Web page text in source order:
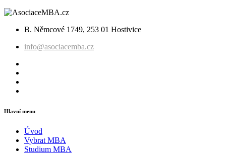
B. Němcové 1749, 253 01 Hostivice
info@asociacemba.cz
Hlavní menu
Úvod
Vybrat MBA
Studium MBA